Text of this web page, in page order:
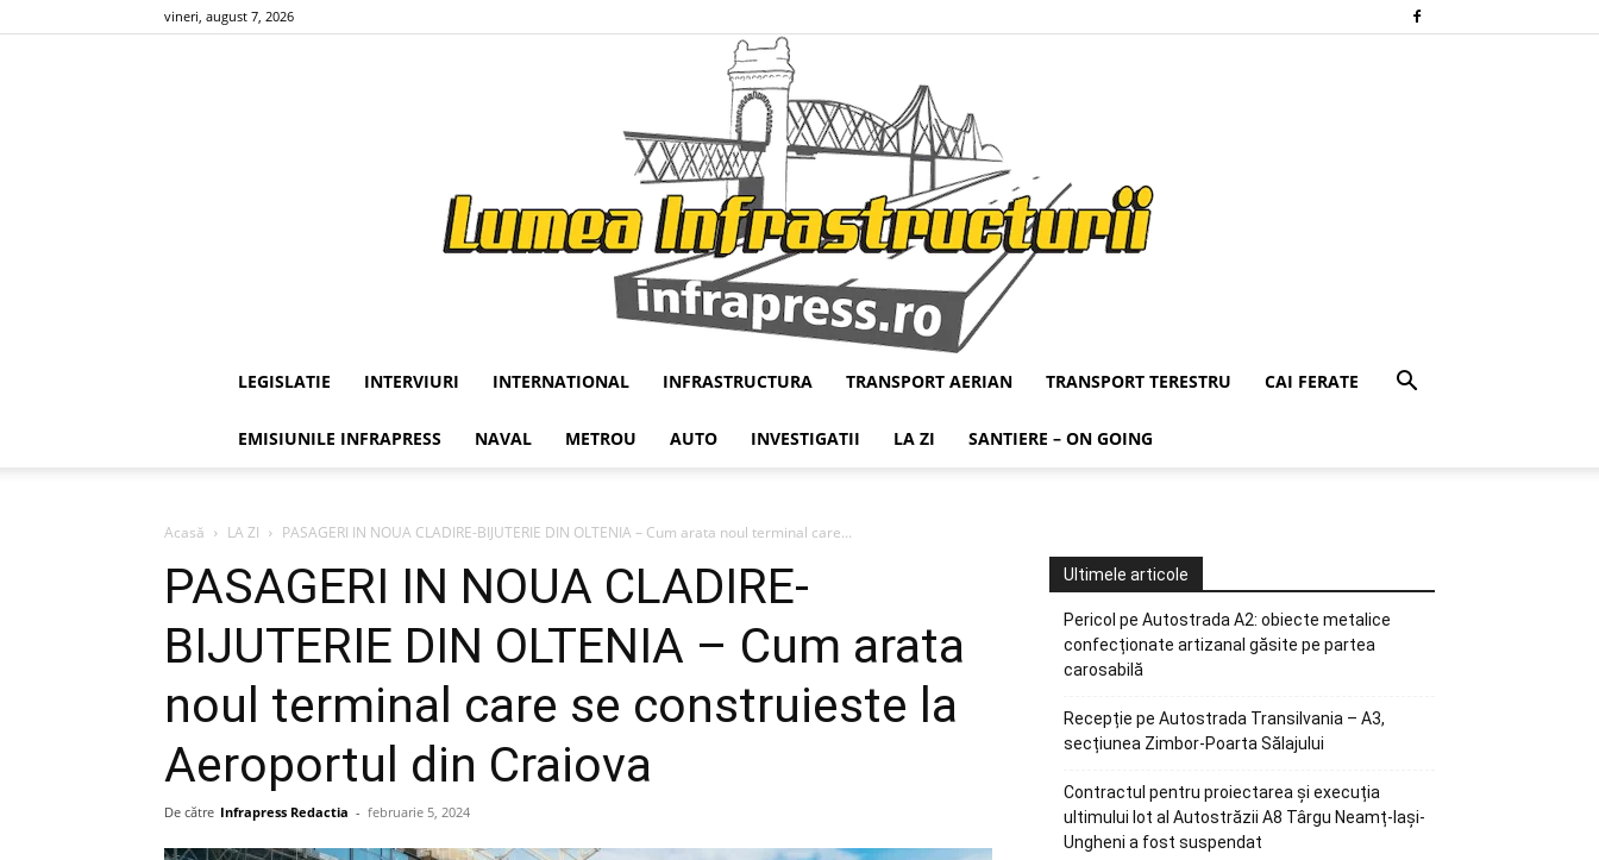
vineri, august 7, 2026
Infrapress
LEGISLATIE INTERVIURI INTERNATIONAL INFRASTRUCTURA TRANSPORT AERIAN TRANSPORT TERESTRU CAI FERATE
EMISIUNILE INFRAPRESS NAVAL METROU AUTO INVESTIGATII LA ZI SANTIERE – ON GOING
Acasă LA ZI PASAGERI IN NOUA CLADIRE-BIJUTERIE DIN OLTENIA – Cum arata noul terminal care...
PASAGERI IN NOUA CLADIRE-
BIJUTERIE DIN OLTENIA – Cum arata
noul terminal care se construieste la
Aeroportul din Craiova
De către Infrapress Redactia - februarie 5, 2024
Ultimele articole
Pericol pe Autostrada A2: obiecte metalice
confecționate artizanal găsite pe partea
carosabilă
Recepție pe Autostrada Transilvania – A3,
secțiunea Zimbor-Poarta Sălajului
Contractul pentru proiectarea și execuția
ultimului lot al Autostrăzii A8 Târgu Neamț-Iași-
Ungheni a fost suspendat